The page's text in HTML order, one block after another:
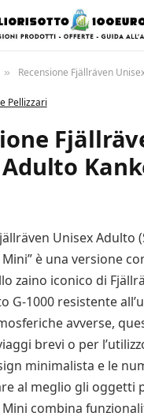
» Recensione Fjällräven Unisex
Pellizzari
Unisex Adulto
è una versione
zaino iconico di
G-1000 resistente
avverse,
brevi o per
minimalista e le
al meglio gli oggetti
combina